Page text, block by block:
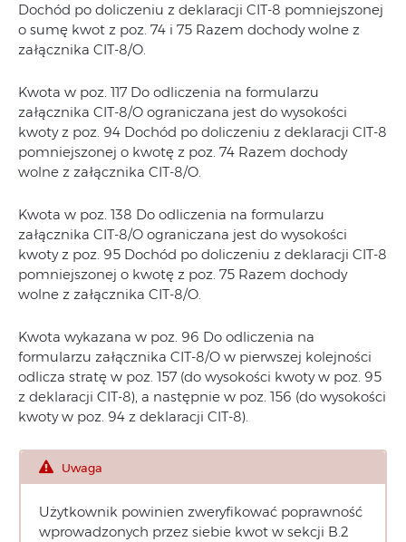
Dochód po doliczeniu z deklaracji CIT-8 pomniejszonej
o sumę kwot z poz. 74 i 75 Razem dochody wolne z
załącznika CIT-8/O.
Kwota w poz. 117 Do odliczenia na formularzu
załącznika CIT-8/O ograniczana jest do wysokości
kwoty z poz. 94 Dochód po doliczeniu z deklaracji CIT-8
pomniejszonej o kwotę z poz. 74 Razem dochody
wolne z załącznika CIT-8/O.
Kwota w poz. 138 Do odliczenia na formularzu
załącznika CIT-8/O ograniczana jest do wysokości
kwoty z poz. 95 Dochód po doliczeniu z deklaracji CIT-8
pomniejszonej o kwotę z poz. 75 Razem dochody
wolne z załącznika CIT-8/O.
Kwota wykazana w poz. 96 Do odliczenia na
formularzu załącznika CIT-8/O w pierwszej kolejności
odlicza stratę w poz. 157 (do wysokości kwoty w poz. 95
z deklaracji CIT-8), a następnie w poz. 156 (do wysokości
kwoty w poz. 94 z deklaracji CIT-8).
Uwaga
Użytkownik powinien zweryfikować poprawność
wprowadzonych przez siebie kwot w sekcji B.2